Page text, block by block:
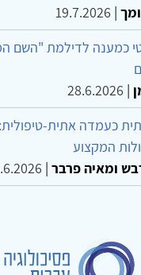
|
9.7.2026
להגשמה בהורות
|
19.7.2026
כמענה לדילמת "השם
|
28.6.2026
ומאיה פרבר